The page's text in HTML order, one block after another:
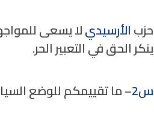
حزبالأرسيديلا يسعى
ينكر الحق في التعبير الحر.
س2– ما تقييمكم للوضع